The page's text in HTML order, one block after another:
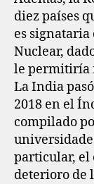
diez países
es
Nuclear,
le permitiría
La India
2018 en el
compilado
particular, el
deterioro de